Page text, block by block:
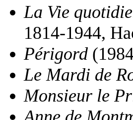
La Vie
1814-1944,
Périgord
Le Mardi de
Monsieur le